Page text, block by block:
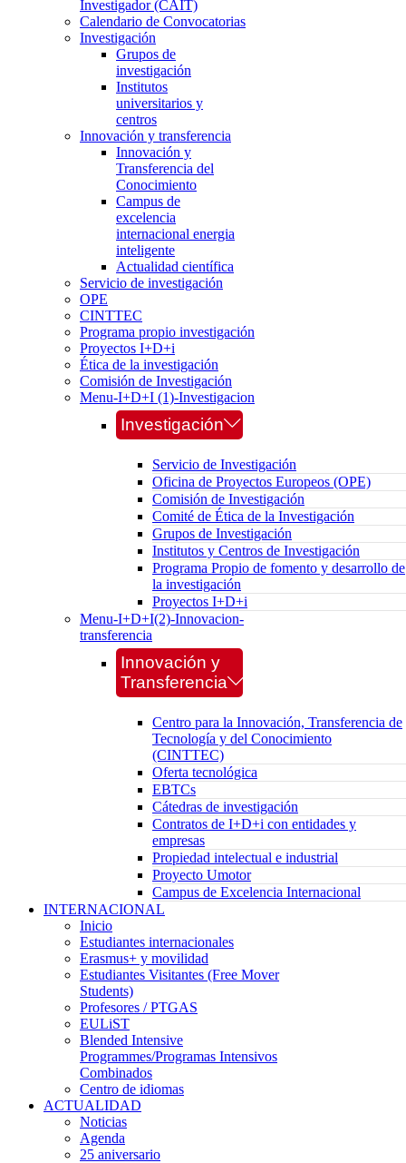
Investigador (CAIT)
Calendario de Convocatorias
Investigación
Grupos de
investigación
Institutos
universitarios y
centros
Innovación y transferencia
Innovación y
Transferencia del
Conocimiento
Campus de
excelencia
internacional energia
inteligente
Actualidad científica
Servicio de investigación
OPE
CINTTEC
Programa propio investigación
Proyectos I+D+i
Ética de la investigación
Comisión de Investigación
Menu-I+D+I (1)-Investigacion
Investigación
Servicio de Investigación
Oficina de Proyectos Europeos (OPE)
Comisión de Investigación
Comité de Ética de la Investigación
Grupos de Investigación
Institutos y Centros de Investigación
Programa Propio de fomento y desarrollo de
la investigación
Proyectos I+D+i
Menu-I+D+I(2)-Innovacion-
transferencia
Innovación y
Transferencia
Centro para la Innovación, Transferencia de
Tecnología y del Conocimiento
(CINTTEC)
Oferta tecnológica
EBTCs
Cátedras de investigación
Contratos de I+D+i con entidades y
empresas
Propiedad intelectual e industrial
Proyecto Umotor
Campus de Excelencia Internacional
INTERNACIONAL
Inicio
Estudiantes internacionales
Erasmus+ y movilidad
Estudiantes Visitantes (Free Mover
Students)
Profesores / PTGAS
EULiST
Blended Intensive
Programmes/Programas Intensivos
Combinados
Centro de idiomas
ACTUALIDAD
Noticias
Agenda
25 aniversario